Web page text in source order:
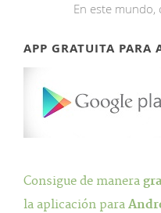
En este mundo,
APP GRATUITA PARA
Consigue de manera
la aplicación para